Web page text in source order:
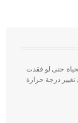
خاصة، حيث يحرص
حتى لو فقدت
تغيير درجة حرارة